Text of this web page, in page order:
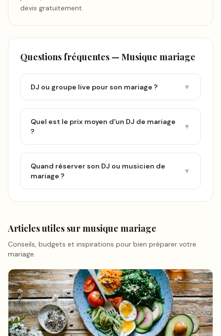
devis gratuitement.
Questions fréquentes — Musique mariage
DJ ou groupe live pour son mariage ? ▼
Quel est le prix moyen d'un DJ de mariage
?
▼
Quand réserver son DJ ou musicien de
mariage ?
▼
Articles utiles sur musique mariage
Conseils, budgets et inspirations pour bien préparer votre
mariage.